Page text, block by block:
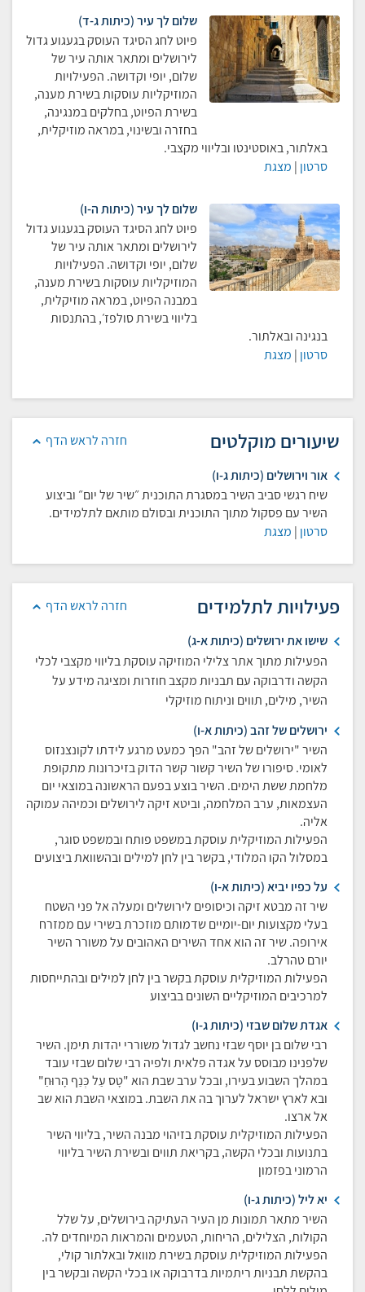
שלום לך עיר (כיתות ג-ד)
פיוט לחג הסיגד העוסק בגעגוע גדול
לירושלים ומתאר אותה עיר של
שלום, יופי וקדושה. הפעילויות
המוזיקליות עוסקות בשירת מענה,
בשירת הפיוט, בחלקים במנגינה,
בחזרה ובשינוי, במראה מוזיקלית,
באלתור, באוסטינטו ובליווי מקצבי.
סרטון | מצגת
שלום לך עיר (כיתות ה-ו)
פיוט לחג הסיגד העוסק בגעגוע גדול
לירושלים ומתאר אותה עיר של
שלום, יופי וקדושה. הפעילויות
המוזיקליות עוסקות בשירת מענה,
במבנה הפיוט, במראה מוזיקלית,
בליווי בשירת סולפז׳, בהתנסות
בנגינה ובאלתור.
סרטון | מצגת
חזרה לראש הדף שיעורים מוקלטים
אור וירושלים (כיתות ג-ו)
שיח רגשי סביב השיר במסגרת התוכנית ״שיר של יום״ וביצוע
השיר עם פסקול מתוך התוכנית ובסולם מותאם לתלמידים.
סרטון | מצגת
חזרה לראש הדף פעילויות לתלמידים
שישו את ירושלים (כיתות א-ג)
הפעילות מתוך אתר צלילי המוזיקה עוסקת בליווי מקצבי לכלי
הקשה ודרבוקה עם תבניות מקצב חוזרות ומציגה מידע על
השיר, מילים, תווים וניתוח מוזיקלי
ירושלים של זהב (כיתות א-ו)
השיר "ירושלים של זהב" הפך כמעט מרגע לידתו לקונצנזוס
לאומי. סיפורו של השיר קשור קשר הדוק בזיכרונות מתקופת
מלחמת ששת הימים. השיר בוצע בפעם הראשונה במוצאי יום
העצמאות, ערב המלחמה, וביטא זיקה לירושלים וכמיהה עמוקה
אליה.
הפעילות המוזיקלית עוסקת במשפט פותח ובמשפט סוגר,
במסלול הקו המלודי, בקשר בין לחן למילים ובהשוואת ביצועים
על כפיו יביא (כיתות א-ו)
שיר זה מבטא זיקה וכיסופים לירושלים ומעלה אל פני השטח
בעלי מקצועות יום-יומיים שדמותם מוזכרת בשירי עם ממזרח
אירופה. שיר זה הוא אחד השירים האהובים על משורר השיר
יורם טהרלב.
הפעילות המוזיקלית עוסקת בקשר בין לחן למילים ובהתייחסות
למרכיבים המוזיקליים השונים בביצוע
אגדת שלום שבזי (כיתות ג-ו)
רבי שלום בן יוסף שבזי נחשב לגדול משוררי יהדות תימן. השיר
שלפנינו מבוסס על אגדה פלאית ולפיה רבי שלום שבזי עובד
במהלך השבוע בעירו, ובכל ערב שבת הוא "טָס עַל כְּנַף הָרוּחַ"
ובא לארץ ישראל לערוך בה את השבת. במוצאי השבת הוא שב
אל ארצו.
הפעילות המוזיקלית עוסקת בזיהוי מבנה השיר, בליווי השיר
בתנועות ובכלי הקשה, בקריאת תווים ובשירת השיר בליווי
הרמוני בפזמון
יא ליל (כיתות ג-ו)
השיר מתאר תמונות מן העיר העתיקה בירושלים, על שלל
הקולות, הצלילים, הריחות, הטעמים והמראות המיוחדים לה.
הפעילות המוזיקלית עוסקת בשירת מוואל ובאלתור קולי,
בהקשת תבניות ריתמיות בדרבוקה או בכלי הקשה ובקשר בין